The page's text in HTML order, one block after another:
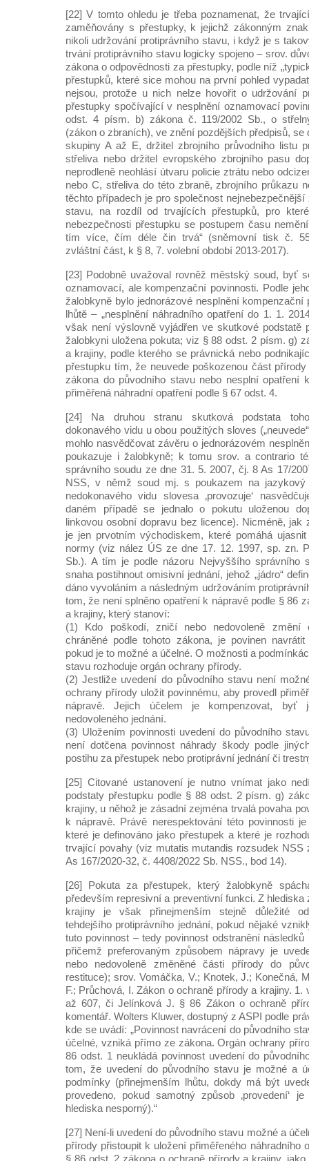
[22] V tomto ohledu je třeba poznamenat, že
zaměňovány s přestupky, k jejichž zákonným
nikoli udržování protiprávního stavu, i když je s
trvání protiprávního stavu logicky spojeno – srov.
zákona o odpovědnosti za přestupky, podle níž
přestupků, které sice mohou na první pohled
nejsou, protože u nich nelze hovořit o udržování
přestupky spočívající v nesplnění oznamovací
odst. 4 písm. b) zákona č. 119/2002 Sb., o
(zákon o zbraních), ve znění pozdějších předpisů, se
skupiny A až E, držitel zbrojního průvodního listu
střeliva nebo držitel evropského zbrojního pasu
neprodleně neohlásí útvaru policie ztrátu nebo
nebo C, střeliva do této zbraně, zbrojního průkazu
těchto případech je pro společnost
stavu, na rozdíl od trvajících přestupků, pro
nebezpečnosti přestupku se postupem času
tím více, čím déle čin trvá“ (sněmovní tisk č.
zvláštní část, k § 8, 7. volební období 2013-2017).
[23] Podobně uvažoval rovněž městský soud, byť
oznamovací, ale kompenzační povinnosti. Podle
žalobkyně bylo jednorázové nesplnění kompenzační
lhůtě – „nesplnění náhradního opatření do 1. 1.
však není výslovně vyjádřen ve skutkové podstatě
žalobkyni uložena pokuta; viz § 88 odst. 2 písm. g)
a krajiny, podle kterého se právnická nebo
přestupku tím, že neuvede poškozenou část
zákona do původního stavu nebo nesplní opatření
přiměřená náhradní opatření podle § 67 odst. 4.
[24] Na druhou stranu skutková podstata
dokonavého vidu u obou použitých sloves
mohlo nasvědčovat závěru o jednorázovém
poukazuje i žalobkyně; k tomu srov. a contrario
správního soudu ze dne 31. 5. 2007, čj. 8 As 17/
NSS, v němž soud mj. s poukazem na jazykový
nedokonavého vidu slovesa ‚provozuje‘
daném případě se jednalo o pokutu uloženou
linkovou osobní dopravu bez licence). Nicméně, jak
je jen prvotním východiskem, které pomáhá
normy (viz nález ÚS ze dne 17. 12. 1997, sp. zn.
Sb.). A tím je podle názoru Nejvyššího správního
snaha postihnout omisivní jednání, jehož „jádro“
dáno vyvoláním a následným udržováním
tom, že není splněno opatření k nápravě podle § 86
a krajiny, který stanoví:
(1) Kdo poškodí, zničí nebo nedovoleně
chráněné podle tohoto zákona, je povinen
pokud je to možné a účelné. O možnosti a
stavu rozhoduje orgán ochrany přírody.
(2) Jestliže uvedení do původního stavu není
ochrany přírody uložit povinnému, aby provedl
nápravě. Jejich účelem je kompenzovat, byť
nedovoleného jednání.
(3) Uložením povinnosti uvedení do původního
není dotčena povinnost náhrady škody podle
postihu za přestupek nebo protiprávní jednání či
[25] Citované ustanovení je nutno vnímat jako
podstaty přestupku podle § 88 odst. 2 písm. g)
krajiny, u něhož je zásadní zejména trvalá povaha
k nápravě. Právě nerespektování této povinnosti je
které je definováno jako přestupek a které je
trvající povahy (viz mutatis mutandis rozsudek NSS
As 167/2020-32, č. 4408/2022 Sb. NSS., bod 14).
[26] Pokuta za přestupek, který žalobkyně
především represivní a preventivní funkci. Z
krajiny je však přinejmenším stejně důležité
tehdejšího protiprávního jednání, pokud nějaké
tuto povinnost – tedy povinnost odstranění následků
přičemž preferovaným způsobem nápravy je
nebo nedovoleně změněné části přírody do
restituce); srov. Vomáčka, V.; Knotek, J.; Konečná,
F.; Průchová, I. Zákon o ochraně přírody a krajiny. 1.
až 607, či Jelínková J. § 86 Zákon o ochraně
komentář. Wolters Kluwer, dostupný z ASPI podle
kde se uvádí: „Povinnost navrácení do původního
účelné, vzniká přímo ze zákona. Orgán ochrany
86 odst. 1 neukládá povinnost uvedení do
tom, že uvedení do původního stavu je možné a
podmínky (přinejmenším lhůtu, dokdy má být
provedeno, pokud samotný způsob ‚provedení‘
hlediska nesporný).“
[27] Není-li uvedení do původního stavu možné a
přírody přistoupit k uložení přiměřeného náhradního
§ 86 odst. 2 zákona o ochraně přírody a krajiny,